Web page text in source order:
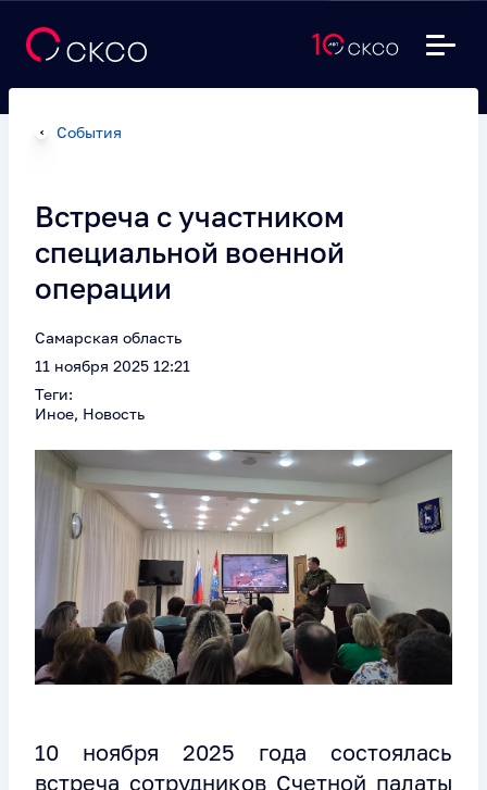
События
Встреча с участником
специальной военной
операции
Самарская область
11 ноября 2025 12:21
Теги:
Иное, Новость
10 ноября 2025 года состоялась
встреча сотрудников Счетной палаты